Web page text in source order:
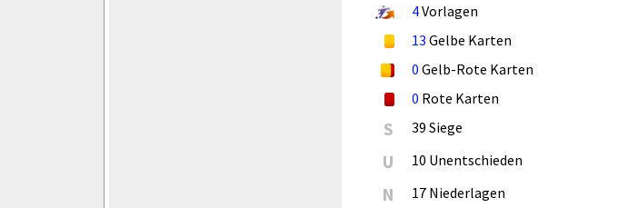
4Vorlagen
13 Gelbe Karten
0 Gelb-Rote Karten
0 Rote Karten
S 39 Siege
U 10 Unentschieden
N 17 Niederlagen